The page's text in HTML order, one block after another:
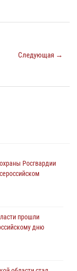
Следующая →
Росгвардии
прошли
дню